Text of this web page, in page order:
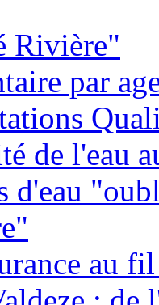
Rivière"
par
de l'eau
d'eau
au